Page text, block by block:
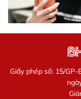
Giấy phép số: 15/